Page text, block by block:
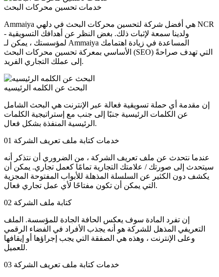
خدمات تحسين محركات البحث
Ammaiya هي أفضل شركة لتحسين محركات البحث في دلهي NCR
- ولدينا سمعة لإثبات ذلك. بغض النظر عن أهدافك التسويقية
لمؤسستك ، يمكن لـ Ammaiya المساعدة في زيادة اهتمامك
الأساسي بمعركة تحسين محركات البحث (SEO) التي تهدف صراحةً
إلى عملك التجاري الفريد.
البحث عن الكلمه الرئيسيه
إن مقدمة أي حملة تسويقية فعالة عبر الإنترنت هي البحث الشامل
عن الكلمات الرئيسية جنبًا إلى جنب مع إستراتيجية الكلمات
الرئيسية المنفذة بشكل فعال.
01 خدمات كتابة ملف تعريف الشركة
عندما نتحدث عن ملف تعريف الشركة ، من الضروري أن نتذكر أنه
سيتحدث إلى صورتك / علامتك التجارية تمامًا كعمل تجاري. يمكن أن
يكشف دون الكثير عن السلسلة المذهلة للأبواب المفتوحة المجزية
التي يمكن أن تكون مفتاحًا لأي عمل تجاري فعال.
02 كتابة ملف الشركة
إن تفرد المادة سوف يعكس الحافة الجادة للمؤسسة. الملف
التعريفي المذهل للشركة هو أنه يجذب الأفراد في الفضاء الرقمي
وعلى الإنترنت ، وهذه هي الصفقة التي يجب إجراؤها أو إيقافها
للعميل.
03 خدمات كتابة ملف تعريف الشركة